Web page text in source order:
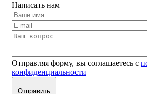
Написать нам
Отправляя форму, вы соглашаетесь с
конфиденциальности